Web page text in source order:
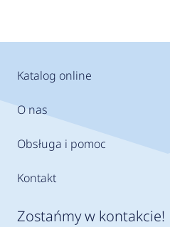
Katalog online
O nas
Obsługa i pomoc
Kontakt
Zostańmy w kontakcie!